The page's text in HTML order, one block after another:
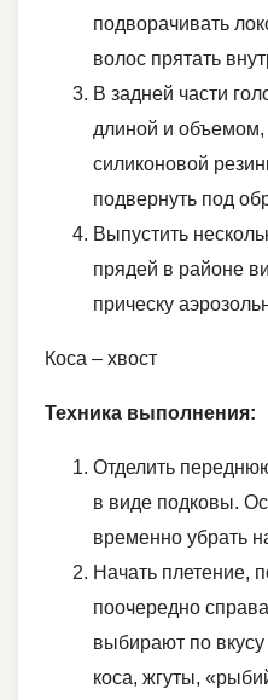
подворачивать
волос прятать
В задней части
длиной и
силиконовой
подвернуть под
Выпустить
прядей в районе
прическу
Коса – хвост
Техника выполнения:
Отделить
в виде подковы.
временно убрать
Начать плетение,
поочередно
выбирают по
коса, жгуты,